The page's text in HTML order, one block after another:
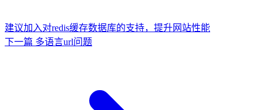
建议加入对redis缓存数据库的支持，提升网站性能
下一篇 多语言url问题